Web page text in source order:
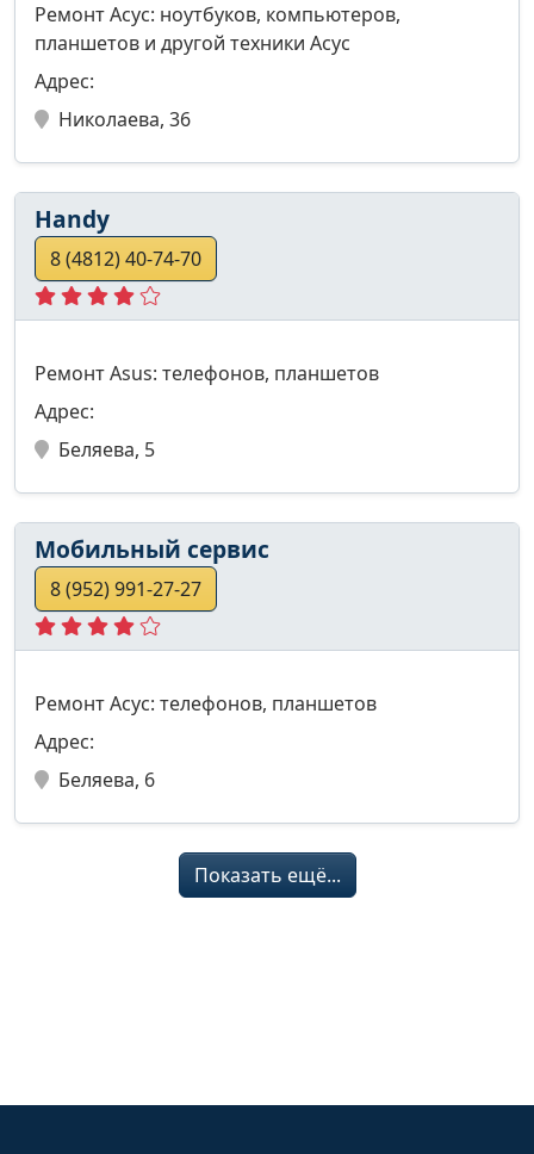
Ремонт Асус: ноутбуков, компьютеров,
планшетов и другой техники Асус
Адрес:
Николаева, 36
Handy
8 (4812) 40-74-70
Ремонт Asus: телефонов, планшетов
Адрес:
Беляева, 5
Мобильный сервис
8 (952) 991-27-27
Ремонт Асус: телефонов, планшетов
Адрес:
Беляева, 6
Показать ещё...